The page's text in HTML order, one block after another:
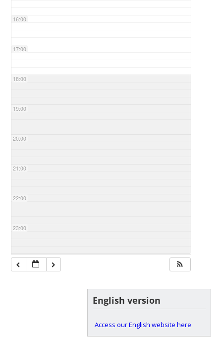
16:00
17:00
18:00
19:00
20:00
21:00
22:00
23:00
English version
Access our English website here